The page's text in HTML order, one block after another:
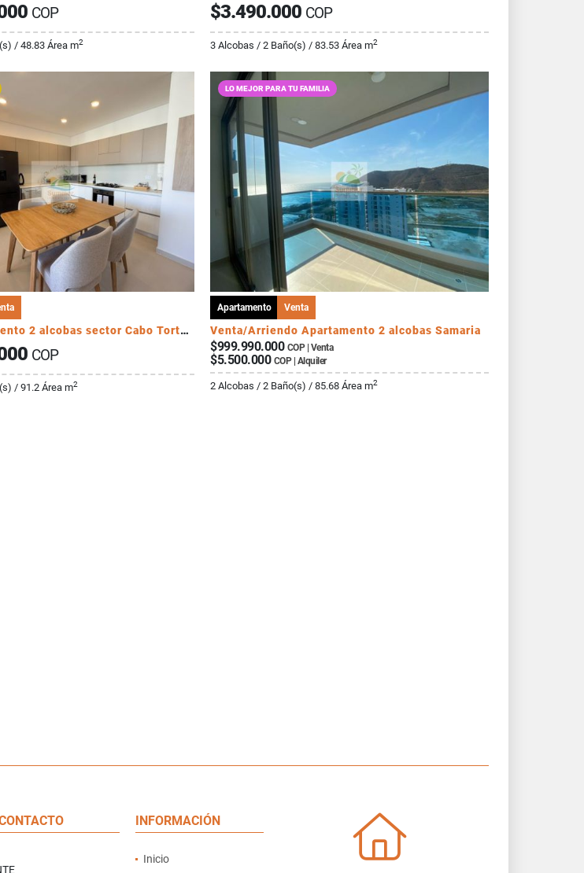
COP
/ 48.83 Área m2
$3.490.000 COP
3 Alcobas / 2 Baño(s) / 83.53 Área m2
Venta Apartamento 2 alcobas sector Cabo Tortuga
COP
/ 91.2 Área m2
LO MEJOR PARA TU FAMILIA
Apartamento Venta
Venta/Arriendo Apartamento 2 alcobas Samaria
$999.990.000 COP | Venta
$5.500.000 COP | Alquiler
2 Alcobas / 2 Baño(s) / 85.68 Área m2
INFORMACIÓN
Inicio